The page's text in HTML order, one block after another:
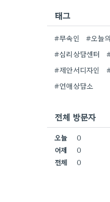
태그
#무속인 #오늘
#심리상담센터
#제안서디자인
#연애상담소
전체 방문자
오늘
0
어제
0
전체
0